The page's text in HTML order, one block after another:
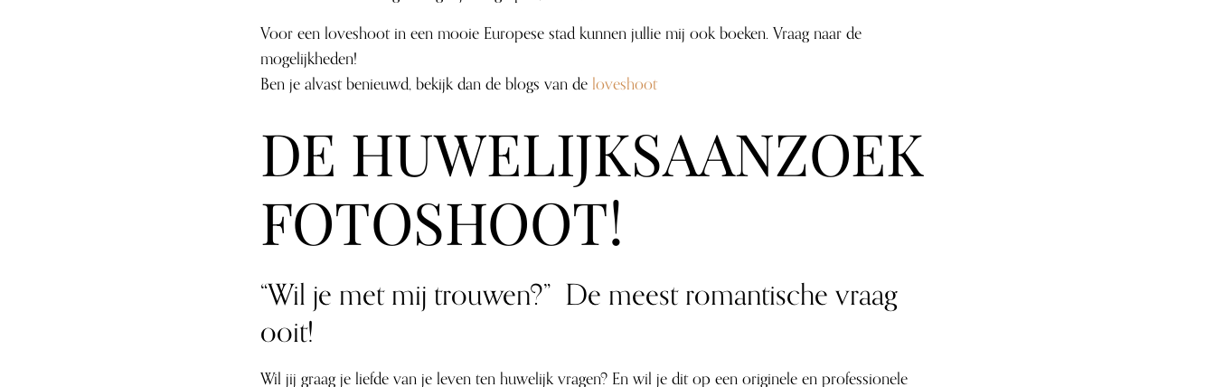
Voor een loveshoot in een mooie Europese stad kunnen jullie mij ook boeken. Vraag naar de
mogelijkheden!
Ben je alvast benieuwd, bekijk dan de blogs van de loveshoot
DE HUWELIJKSAANZOEK
FOTOSHOOT!
“Wil je met mij trouwen?” De meest romantische vraag
ooit!
Wil jij graag je liefde van je leven ten huwelijk vragen? En wil je dit op een originele en professionele